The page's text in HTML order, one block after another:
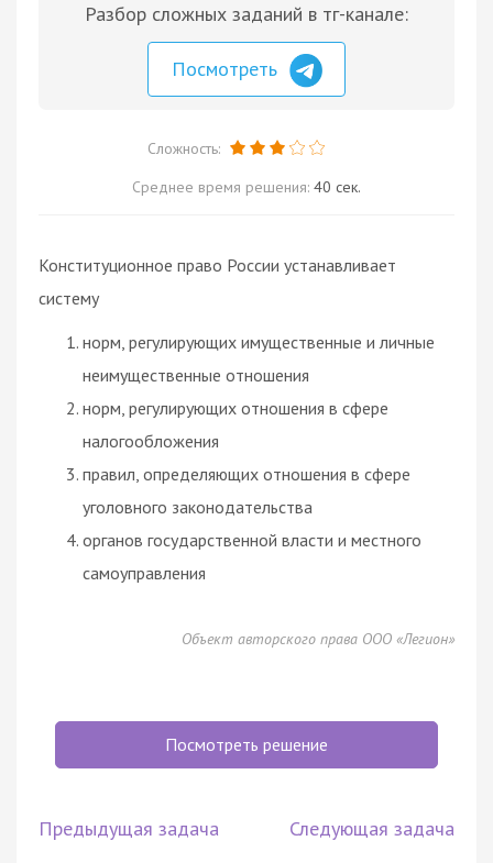
Разбор сложных заданий в тг-канале:
Посмотреть
Сложность:
Среднее время решения: 40 сек.
Конституционное право России устанавливает
систему
норм, регулирующих имущественные и личные
неимущественные отношения
норм, регулирующих отношения в сфере
налогообложения
правил, определяющих отношения в сфере
уголовного законодательства
органов государственной власти и местного
самоуправления
Объект авторского права ООО «Легион»
Посмотреть решение
Предыдущая задача Следующая задача